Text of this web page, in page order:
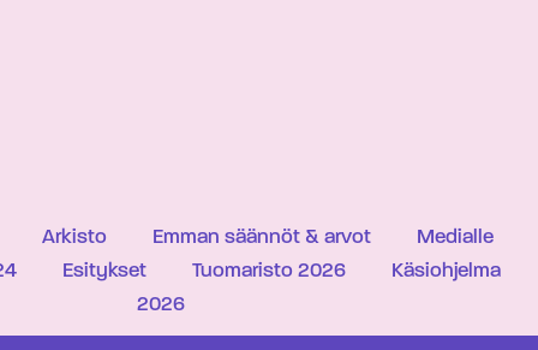
Arkisto Emman säännöt & arvot Medialle
Esitykset Tuomaristo 2026 Käsiohjelma
2026